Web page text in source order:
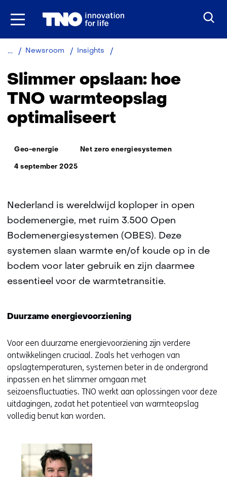
Ga
Newsroom Insights
hoe
TNO
warmteopslag
optimaliseert
Slimmer opslaan: hoe
TNO warmteopslag
optimaliseert
Thema:
Geo-energie Net zero energiesystemen
4 september 2025
Nederland is wereldwijd koploper in open
bodemenergie, met ruim 3.500 Open
Bodemenergiesystemen (OBES). Deze
systemen slaan warmte en/of koude op in de
bodem voor later gebruik en zijn daarmee
essentieel voor de warmtetransitie.
Duurzame energievoorziening
Voor een duurzame energievoorziening zijn verdere
ontwikkelingen cruciaal. Zoals het verhogen van
opslagtemperaturen, systemen beter in de ondergrond
inpassen en het slimmer omgaan met
seizoensfluctuaties. TNO werkt aan oplossingen voor deze
uitdagingen, zodat het potentieel van warmteopslag
volledig benut kan worden.